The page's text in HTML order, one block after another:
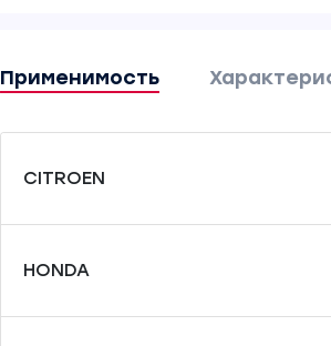
Применимость
CITROEN
HONDA